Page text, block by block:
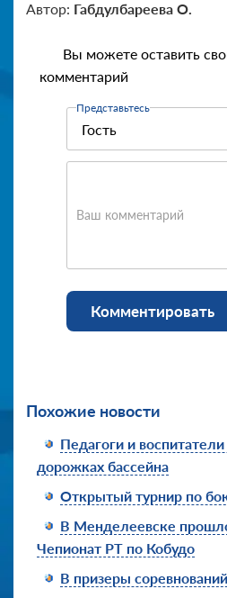
Автор: Габдулбареева О.
Вы можете оставить
комментарий
Представьтесь
Ваш комментарий
Комментировать
Похожие новости
Педагоги и
дорожках бассейна
Открытый турнир по
В Менделеевске
Чепионат РТ по Кобудо
В призеры